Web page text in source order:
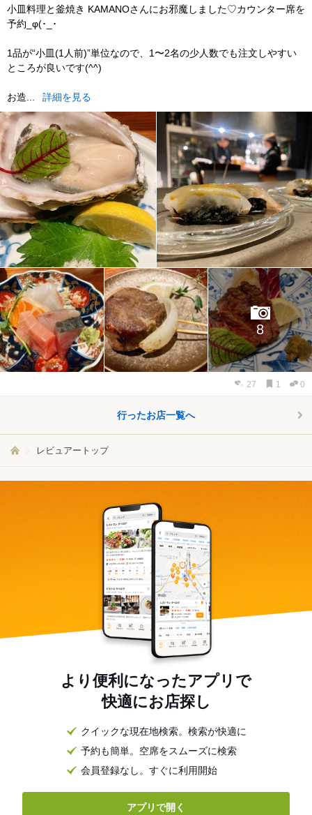
小皿料理と釜焼き KAMANOさんにお邪魔しました♡カウンター席を
予約_φ(･_･
1品が“小皿(1人前)”単位なので、1〜2名の少人数でも注文しやすい
ところが良いです(^^)
お造... 詳細を見る
8
27 1 0
行ったお店一覧へ
レビュアートップ
より便利になったアプリで
快適にお店探し
クイックな現在地検索。検索が快適に
予約も簡単。空席をスムーズに検索
会員登録なし。すぐに利用開始
アプリで開く